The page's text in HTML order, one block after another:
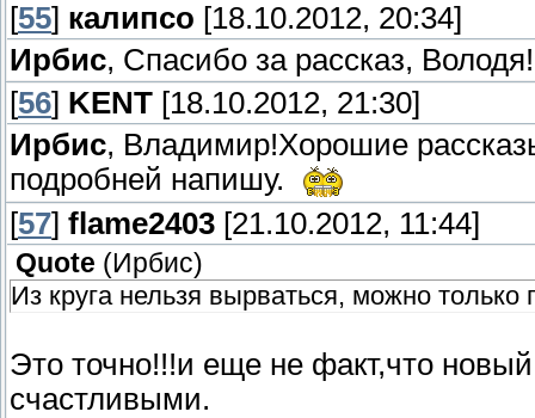
[55] калипсо [18.10.2012, 20:34]
Ирбис, Спасибо за рассказ,
[56] KENT [18.10.2012, 21:30]
Ирбис, Владимир!Хорошие
подробней напишу.
[57] flame2403 [21.10.2012, 11:44]
Quote (Ирбис)
Из круга нельзя вырваться, можно только
Это точно!!!и еще не факт,что
счастливыми.